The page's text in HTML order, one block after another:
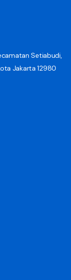
Setiabudi,
Jakarta 12980